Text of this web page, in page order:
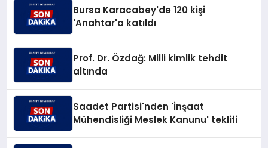
Bursa Karacabey'de 120 kişi
'Anahtar'a katıldı
Prof. Dr. Özdağ: Milli kimlik tehdit
altında
Saadet Partisi'nden 'İnşaat
Mühendisliği Meslek Kanunu' teklifi